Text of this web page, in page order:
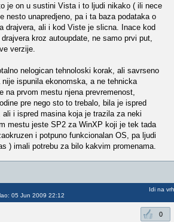
je on u sustini Vista i to ljudi nikako ( ili nece
nesto unapredjeno, pa i ta baza podataka o
drajvera, ali i kod Viste je slicna. Inace kod
kroz autoupdate, ne samo prvi put,
verzije.
nelogican tehnoloski korak, ali savrseno
ispunila ekonomska, a ne tehnicka
na prvom mestu njena prevremenost,
pre nego sto to trebalo, bila je ispred
i ispred masina koja je trazila za neki
mestu jeste SP2 za WinXP koji je tek tada
i potpuno funkcionalan OS, pa ljudi
) imali potrebu za bilo kakvim promenama.
05 Jun 2009 22:12
Idi na vrh
0